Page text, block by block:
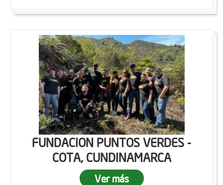
FUNDACION PUNTOS VERDES -
COTA, CUNDINAMARCA
Ver más